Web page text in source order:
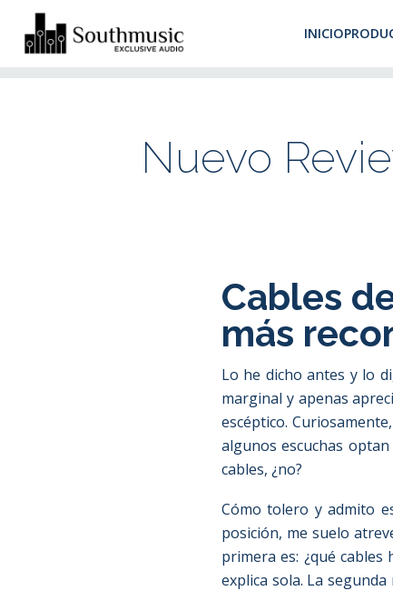
INICIO
Inicio Post
Nuevo
Cables
más
Lo he dicho antes y lo
marginal y apenas
escéptico.
algunos escuchas
cables, ¿no?
Cómo tolero y admito
posición, me suelo
primera es: ¿qué
explica sola. La